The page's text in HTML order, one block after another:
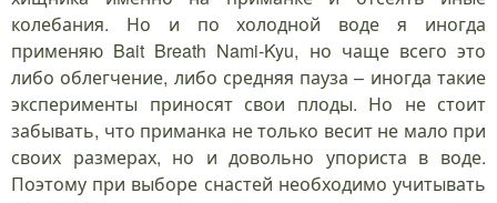
колебания. Но и по холодной воде я иногда
применяю Bait Breath Nami-Kyu, но чаще всего это
либо облегчение, либо средняя пауза – иногда такие
эксперименты приносят свои плоды. Но не стоит
забывать, что приманка не только весит не мало при
своих размерах, но и довольно упориста в воде.
Поэтому при выборе снастей необходимо учитывать